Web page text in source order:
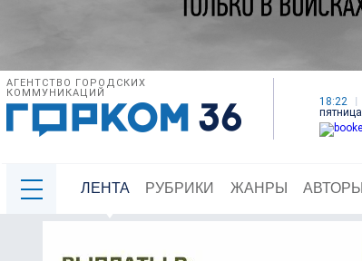
АГЕНТСТВО ГОРОДСКИХ
КОММУНИКАЦИЙ
18:22
пятница
ЛЕНТА РУБРИКИ ЖАНРЫ АВТОРЫ